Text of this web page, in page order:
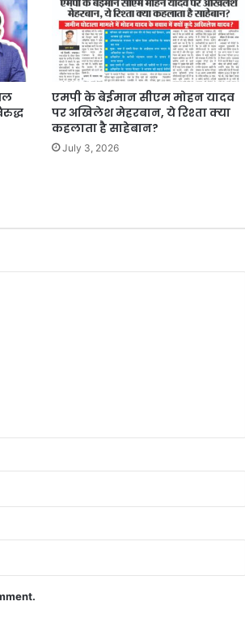
एमपी के बेईमान सीएम मोहन यादव
पर अखिलेश मेहरबान, ये रिश्ता क्या
कहलाता है साहेबान?
July 3, 2026